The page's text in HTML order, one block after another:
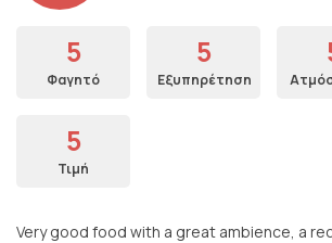
5
Φαγητό
5
Εξυπηρέτηση
5
Τιμή
Very good food with a great ambience, a